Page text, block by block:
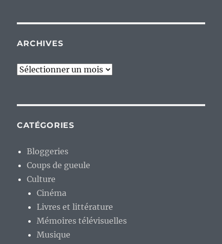
ARCHIVES
Archives
CATÉGORIES
Bloggeries
Coups de gueule
Culture
Cinéma
Livres et littérature
Mémoires télévisuelles
Musique